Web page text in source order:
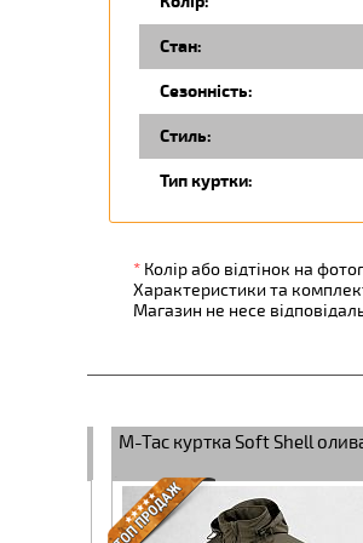
Стан:
Сезонність:
Стиль:
Тип куртки:
* Колір або відтінок на
Характеристики та
Магазин не несе
M-Tac куртка Level V Dark